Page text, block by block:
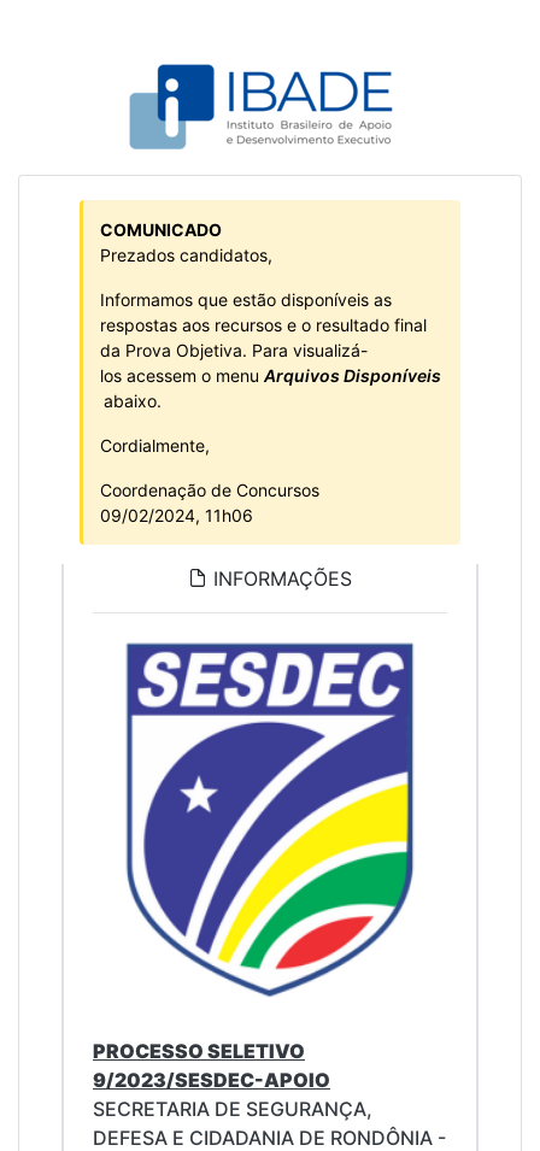
COMUNICADO
Prezados candidatos,
Informamos que estão disponíveis as
respostas aos recursos e o resultado final
da Prova Objetiva. Para visualizá-
los acessem o menu Arquivos Disponíveis
abaixo.
Cordialmente,
Coordenação de Concursos
09/02/2024, 11h06
INFORMAÇÕES
PROCESSO SELETIVO
9/2023/SESDEC-APOIO
SECRETARIA DE SEGURANÇA,
DEFESA E CIDADANIA DE RONDÔNIA -